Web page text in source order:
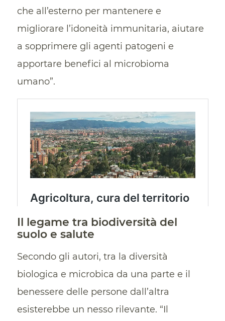
che all’esterno per mantenere e
migliorare l’idoneità immunitaria, aiutare
a sopprimere gli agenti patogeni e
apportare benefici al microbioma
umano”.
Il legame tra biodiversità del
suolo e salute
Secondo gli autori, tra la diversità
biologica e microbica da una parte e il
benessere delle persone dall’altra
esisterebbe un nesso rilevante. “Il